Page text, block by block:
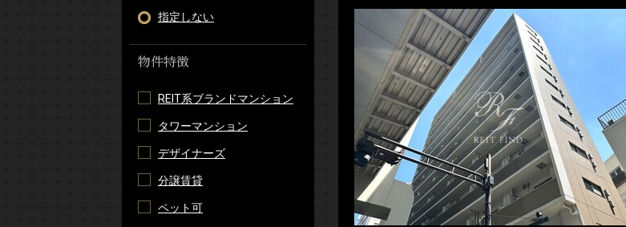
指定しない
物件特徴
REIT系ブランドマンション
タワーマンション
デザイナーズ
分譲賃貸
ペット可